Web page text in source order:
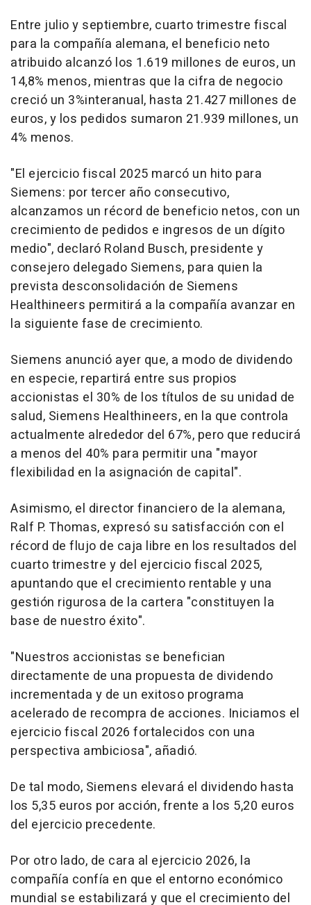
Entre julio y septiembre, cuarto trimestre fiscal
para la compañía alemana, el beneficio neto
atribuido alcanzó los 1.619 millones de euros, un
14,8% menos, mientras que la cifra de negocio
creció un 3%interanual, hasta 21.427 millones de
euros, y los pedidos sumaron 21.939 millones, un
4% menos.
"El ejercicio fiscal 2025 marcó un hito para
Siemens: por tercer año consecutivo,
alcanzamos un récord de beneficio netos, con un
crecimiento de pedidos e ingresos de un dígito
medio", declaró Roland Busch, presidente y
consejero delegado Siemens, para quien la
prevista desconsolidación de Siemens
Healthineers permitirá a la compañía avanzar en
la siguiente fase de crecimiento.
Siemens anunció ayer que, a modo de dividendo
en especie, repartirá entre sus propios
accionistas el 30% de los títulos de su unidad de
salud, Siemens Healthineers, en la que controla
actualmente alrededor del 67%, pero que reducirá
a menos del 40% para permitir una "mayor
flexibilidad en la asignación de capital".
Asimismo, el director financiero de la alemana,
Ralf P. Thomas, expresó su satisfacción con el
récord de flujo de caja libre en los resultados del
cuarto trimestre y del ejercicio fiscal 2025,
apuntando que el crecimiento rentable y una
gestión rigurosa de la cartera "constituyen la
base de nuestro éxito".
"Nuestros accionistas se benefician
directamente de una propuesta de dividendo
incrementada y de un exitoso programa
acelerado de recompra de acciones. Iniciamos el
ejercicio fiscal 2026 fortalecidos con una
perspectiva ambiciosa", añadió.
De tal modo, Siemens elevará el dividendo hasta
los 5,35 euros por acción, frente a los 5,20 euros
del ejercicio precedente.
Por otro lado, de cara al ejercicio 2026, la
compañía confía en que el entorno económico
mundial se estabilizará y que el crecimiento del